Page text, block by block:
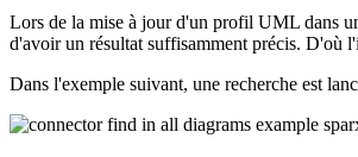
Lors de la mise à jour d'un profil UML dans
d'avoir un résultat suffisamment précis. D'où
Dans l'exemple suivant, une recherche est